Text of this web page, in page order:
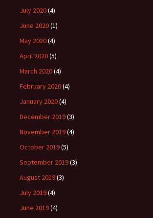
July 2020(4)
June 2020(1)
May 2020(4)
April 2020(5)
March 2020(4)
February 2020(4)
January 2020(4)
December 2019(3)
November 2019(4)
October 2019(5)
September 2019(3)
August 2019(3)
July 2019(4)
June 2019(4)